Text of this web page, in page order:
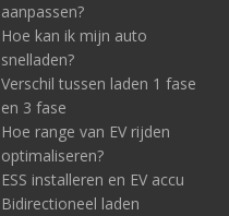
aanpassen?
Hoe kan ik mijn auto
snelladen?
Verschil tussen laden 1 fase
en 3 fase
Hoe range van EV rijden
optimaliseren?
ESS installeren en EV accu
Bidirectioneel laden